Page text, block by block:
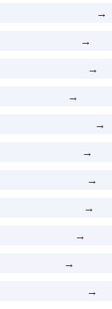
→
→
→
→
→
→
→
→
→
→
→